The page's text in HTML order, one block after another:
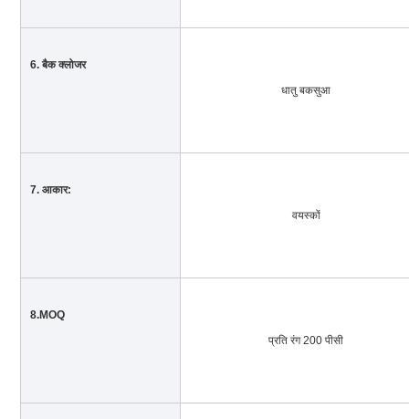
6. बैक क्लोजर
धातु बकसुआ
7. आकार:
वयस्कों
8.MOQ
प्रति रंग 200 पीसी